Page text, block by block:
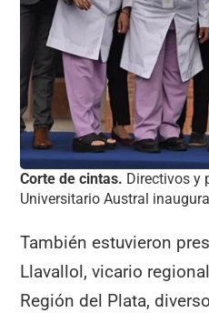
Corte de cintas. Directivos y
Universitario Austral
También estuvieron
Llavallol, vicario
Región del Plata,